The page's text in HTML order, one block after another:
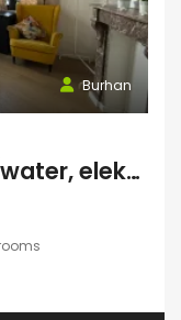
Burhan
Kot te huur €550 all-in (water, elektriciteit, wifi incl)